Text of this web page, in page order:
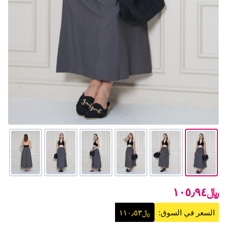
﷼١٠٥٫٩٤
السعر في السوق: ﷼١١٠٫٥٣